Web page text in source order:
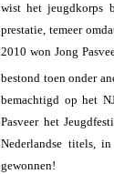
wist het jeugdkorps
prestatie, temeer
2010 won Jong
bestond toen onder
bemachtigd op het
Pasveer het
Nederlandse titels,
gewonnen!